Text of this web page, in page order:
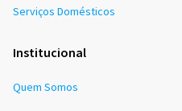
Serviços Domésticos
Institucional
Quem Somos